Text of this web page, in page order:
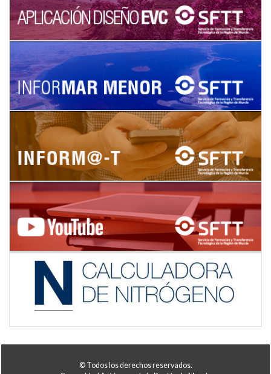
© Todos los derechos reservados.